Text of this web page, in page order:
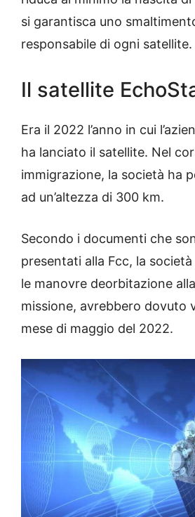
si garantisca uno
responsabile di ogni satellite.
Il satellite
Era il 2022 l’anno in cui
ha lanciato il satellite. Nel
immigrazione, la società ha
ad un’altezza di 300 km.
Secondo i documenti che
presentati alla Fcc, la
le manovre deorbitazione
missione, avrebbero dovuto
mese di maggio del 2022.